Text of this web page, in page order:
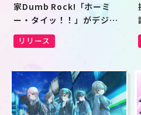
リリース
家Dumb Rock!「ホーミ
ー・タイッ！！」がデジタ
ルリリース